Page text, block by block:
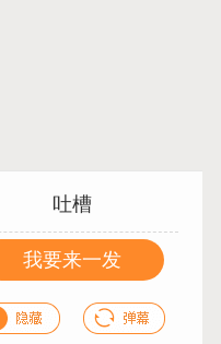
吐槽
我要来一发